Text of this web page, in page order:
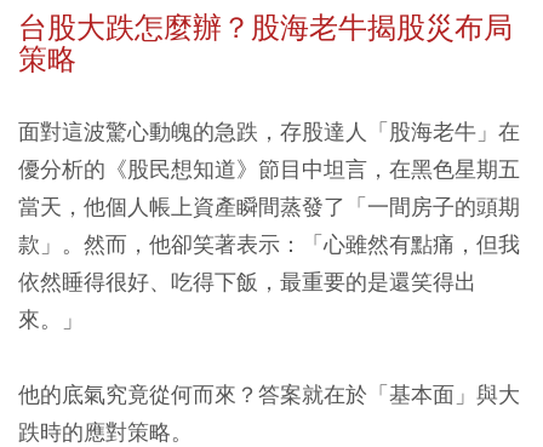
台股大跌怎麼辦？股海老牛揭股災布局
策略
面對這波驚心動魄的急跌，存股達人「股海老牛」在
優分析的《股民想知道》節目中坦言， 在黑色星期五
當天，他個人帳上資產瞬間蒸發了「一間房子的頭期
款」。然而，他卻笑著表示：「心雖然有點痛，但我
依然睡得很好、吃得下飯，最重要的是還笑得出
來。」
他的底氣究竟從何而來？答案就在於「基本面」與大
跌時的應對策略。